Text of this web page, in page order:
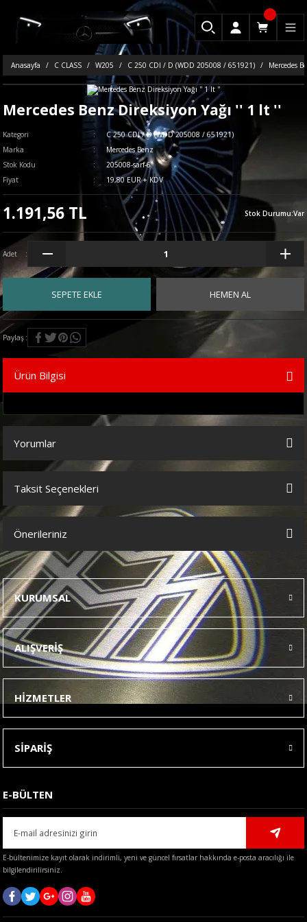
Anasayfa C CLASS W205 C 250 CDI / D (WDD 205008 / 651921) Mercedes
Mercedes Benz Direksiyon Yağı '' 1 lt ''
Kategori
C 250 CDI / D (WDD 205008 / 651921)
Marka
Mercedes Benz
Stok Kodu
205008-sarf-6
Fiyat
19,80 EUR + KDV
1.191,56 TL Stok Durumu:Var
Adet
SEPETE EKLE HEMEN AL
Paylaş
Ürün Bilgisi
Yorumlar
Bu ürüne ilk yorumu siz yapın!
Taksit Seçenekleri
Önerileriniz
Bu ürünün fiyat bilgisi, resim, ürün açıklamalarında ve diğer
konularda yetersiz gördüğünüz noktaları öneri formunu kullanarak
tarafımıza iletebilirsiniz.
Görüş ve önerileriniz için teşekkür ederiz.
Ürün resmi kalitesiz, bozuk veya görüntülenemiyor.
Ürün açıklamasında eksik bilgiler bulunuyor.
Ürün bilgilerinde hatalar bulunuyor.
Ürün fiyatı diğer sitelerden daha pahalı.
Bu ürüne benzer farklı alternatifler olmalı.
Gönder
KURUMSAL
ALIŞVERİŞ
HİZMETLER
SİPARİŞ
E-BÜLTEN
E-bültenimize kayıt olarak indirimli, yeni ve güncel fırsatlar hakkında e-posta aracılığı ile
bilgilendirilirsiniz.